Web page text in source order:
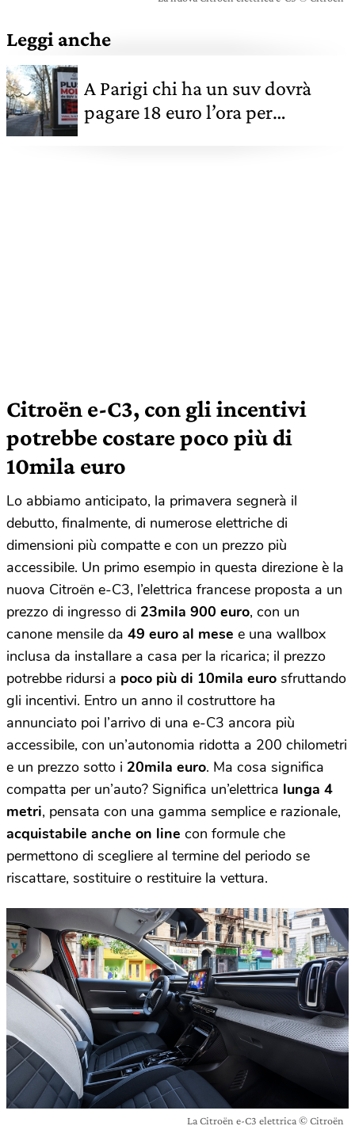
Leggi anche
A Parigi chi ha un suv dovrà
pagare 18 euro l’ora per
Citroën e-C3, con gli incentivi
potrebbe costare poco più di
10mila euro
Lo abbiamo anticipato, la primavera segnerà il
debutto, finalmente, di numerose elettriche di
dimensioni più compatte e con un prezzo più
accessibile. Un primo esempio in questa direzione è la
nuova Citroën e-C3, l’elettrica francese proposta a un
prezzo di ingresso di 23mila 900 euro, con un
canone mensile da 49 euro al mese e una wallbox
inclusa da installare a casa per la ricarica; il prezzo
potrebbe ridursi a poco più di 10mila euro sfruttando
gli incentivi. Entro un anno il costruttore ha
annunciato poi l’arrivo di una e-C3 ancora più
accessibile, con un’autonomia ridotta a 200 chilometri
e un prezzo sotto i 20mila euro. Ma cosa significa
compatta per un’auto? Significa un’elettrica lunga 4
metri, pensata con una gamma semplice e razionale,
acquistabile anche on line con formule che
permettono di scegliere al termine del periodo se
riscattare, sostituire o restituire la vettura.
La Citroën e-C3 elettrica © Citroën